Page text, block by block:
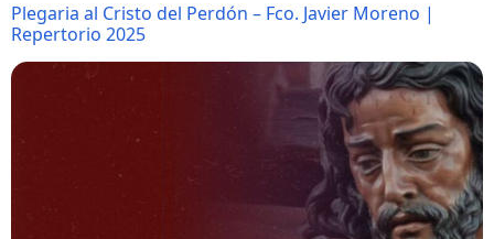
Plegaria al Cristo del Perdón – Fco. Javier Moreno |
Repertorio 2025